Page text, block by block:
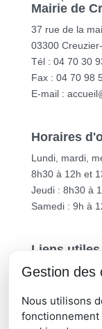
Mairie de
37 rue de la
03300
Tél : 04 70 30
Fax : 04 70 98
E-mail :
Horaires
Lundi, mardi,
8h30 à 12h et
Jeudi : 8h30 à
Samedi : 9h à
Liens utiles
Vichy
Région
Gestion des
Nous utilisons
fonctionnement